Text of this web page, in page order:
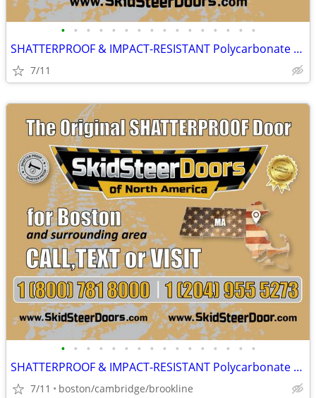
• • • • • • • • • • • • • • • •
SHATTERPROOF & IMPACT-RESISTANT Polycarbonate Skid Steer Door Kits
7/11
• • • • • • • • • • • • • • • •
SHATTERPROOF & IMPACT-RESISTANT Polycarbonate Skid Steer Door Kits
7/11 boston/cambridge/brookline